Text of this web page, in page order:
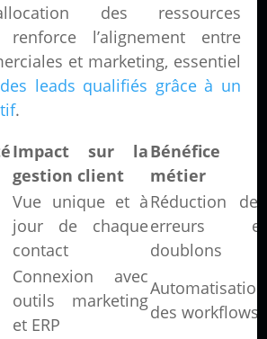
des ressources
l’alignement entre
et marketing, essentiel
leads qualifiés grâce à un
.
Impact sur la
gestion client
Bénéfice
métier
Vue unique et à
jour de chaque
contact
Réduction des
erreurs et
doublons
Connexion avec
outils marketing
et ERP
Automatisation
des workflows